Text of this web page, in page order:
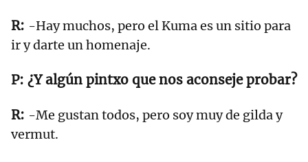
-Hay muchos, pero el Kuma es un sitio para
ir y darte un homenaje.
¿Y algún pintxo que nos aconseje probar?
-Me gustan todos, pero soy muy de gilda y
vermut.